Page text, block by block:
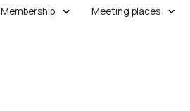
Membership Meeting places